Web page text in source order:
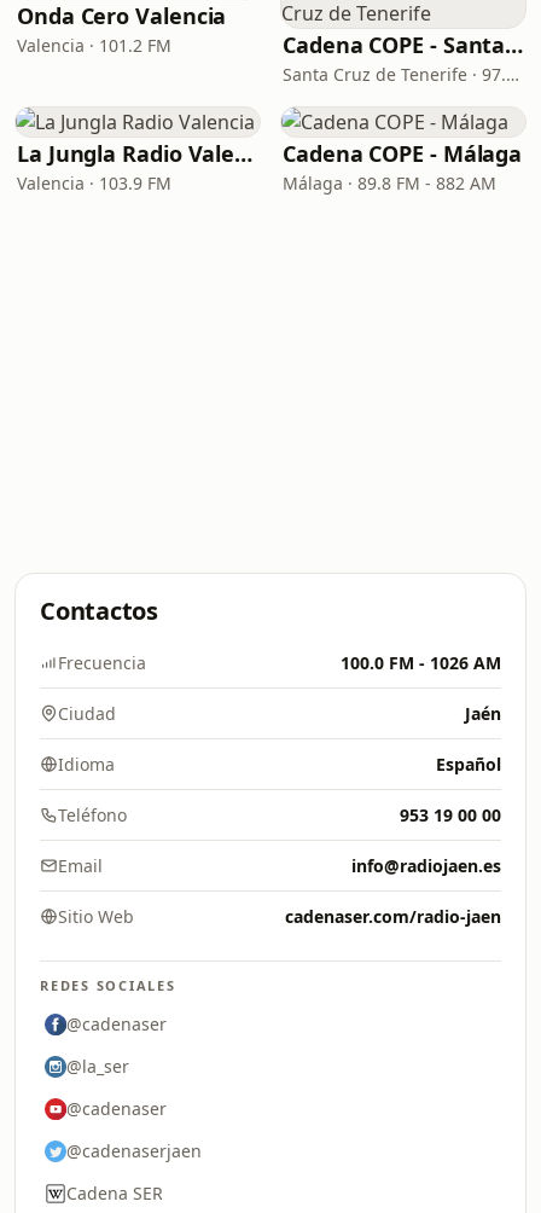
Onda Cero Valencia
Valencia · 101.2 FM Cadena COPE - Santa Cruz de Tenerife
Santa Cruz de Tenerife · 97.1 FM - 882 AM
La Jungla Radio Valencia
Valencia · 103.9 FM
Cadena COPE - Málaga
Málaga · 89.8 FM - 882 AM
Contactos
Frecuencia 100.0 FM - 1026 AM
Ciudad Jaén
Idioma Español
Teléfono 953 19 00 00
Email info@radiojaen.es
Sitio Web cadenaser.com/radio-jaen
REDES SOCIALES
@cadenaser
@la_ser
@cadenaser
@cadenaserjaen
Cadena SER